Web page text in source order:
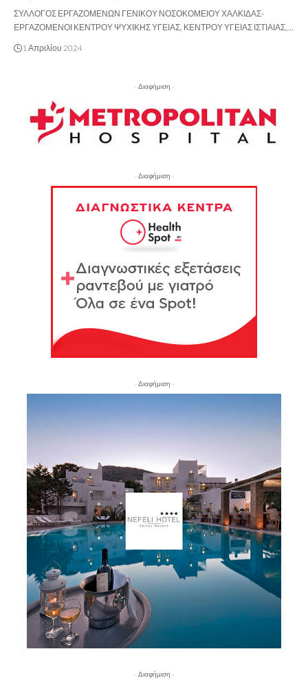
ΣΥΛΛΟΓΟΣ ΕΡΓΑΖΟΜΕΝΩΝ ΓΕΝΙΚΟΥ ΝΟΣΟΚΟΜΕΙΟΥ ΧΑΛΚΙΔΑΣ-
ΕΡΓΑΖΟΜΕΝΟΙ ΚΕΝΤΡΟΥ ΨΥΧΙΚΗΣ ΥΓΕΙΑΣ, ΚΕΝΤΡΟΥ ΥΓΕΙΑΣ ΙΣΤΙΑΙΑΣ,…
1 Απριλίου 2024
- Διαφήμιση -
- Διαφήμιση -
- Διαφήμιση -
- Διαφήμιση -